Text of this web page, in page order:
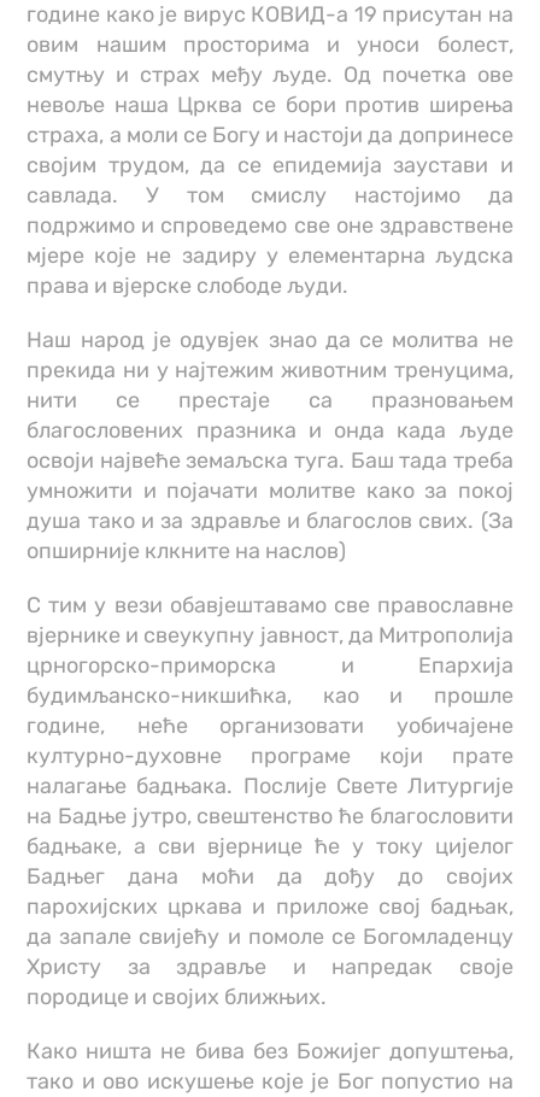
године како је вирус КОВИД-а 19 присутан на
овим нашим просторима и уноси болест,
смутњу и страх међу људе. Од почетка ове
невоље наша Црква се бори против ширења
страха, а моли се Богу и настоји да допринесе
својим трудом, да се епидемија заустави и
савлада. У том смислу настојимо да
подржимо и спроведемо све оне здравствене
мјере које не задиру у елементарна људска
права и вјерске слободе људи.
Наш народ је одувјек знао да се молитва не
прекида ни у најтежим животним тренуцима,
нити се престаје са празновањем
благословених празника и онда када људе
освоји највеће земаљска туга. Баш тада треба
умножити и појачати молитве како за покој
душа тако и за здравље и благослов свих. (За
опширније клкните на наслов)
С тим у вези обавјештавамо све православне
вјернике и свеукупну јавност, да Митрополија
црногорско-приморска и Епархија
будимљанско-никшићка, као и прошле
године, неће организовати уобичајене
културно-духовне програме који прате
налагање бадњака. Послије Свете Литургије
на Бадње јутро, свештенство ће благословити
бадњаке, а сви вјернице ће у току цијелог
Бадњег дана моћи да дођу до својих
парохијских цркава и приложе свој бадњак,
да запале свијећу и помоле се Богомладенцу
Христу за здравље и напредак своје
породице и својих ближњих.
Како ништа не бива без Божијег допуштења,
тако и ово искушење које је Бог попустио на